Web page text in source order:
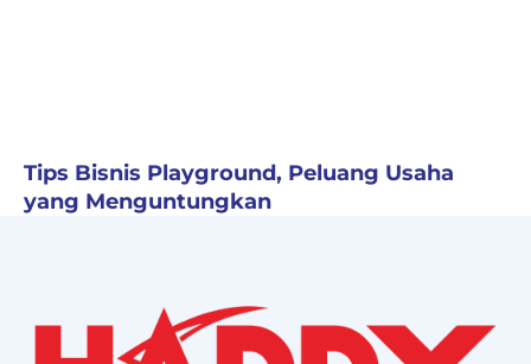
Tips Bisnis Playground, Peluang Usaha
yang Menguntungkan